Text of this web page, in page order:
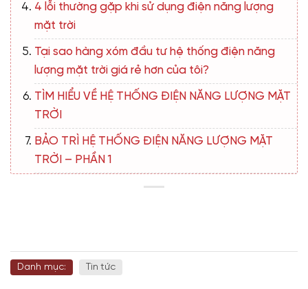
4 lỗi thường gặp khi sử dụng điện năng lượng
mặt trời
Tại sao hàng xóm đầu tư hệ thống điện năng
lượng mặt trời giá rẻ hơn của tôi?
TÌM HIỂU VỀ HỆ THỐNG ĐIỆN NĂNG LƯỢNG MẶT
TRỜI
BẢO TRÌ HỆ THỐNG ĐIỆN NĂNG LƯỢNG MẶT
TRỜI – PHẦN 1
Danh mục: Tin tức